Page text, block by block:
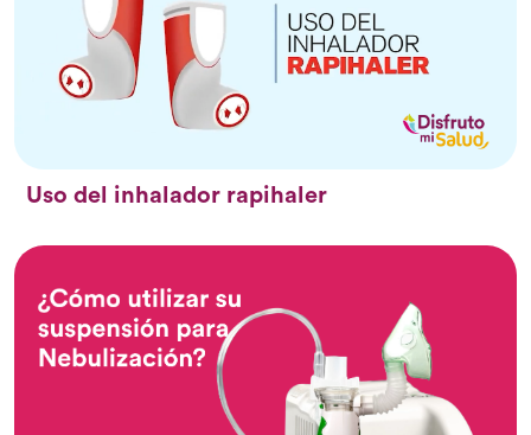
Uso del inhalador rapihaler